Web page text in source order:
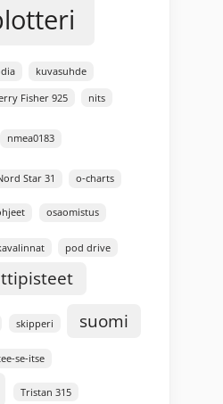
kuvasuhde
Fisher 925 nits
nmea0183
Star 31 o-charts
osaomistus
pod drive
skipperi suomi
se-itse
Tristan 315